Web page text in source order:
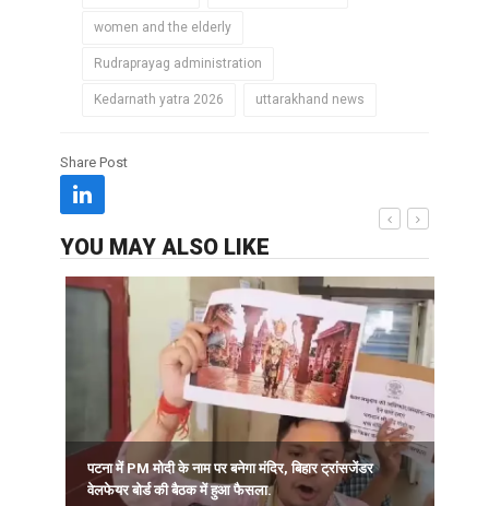
women and the elderly
Rudraprayag administration
Kedarnath yatra 2026 uttarakhand news
Share Post
YOU MAY ALSO LIKE
पटना में PM मोदी के नाम पर बनेगा मंदिर, बिहार ट्रांसजेंडर
वेलफेयर बोर्ड की बैठक में हुआ फैसला.